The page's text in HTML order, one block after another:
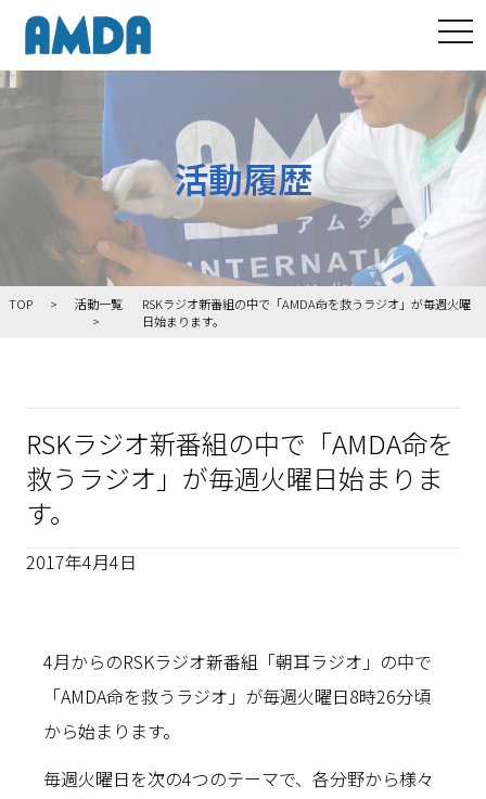
活動履歴
TOP 活動一覧
RSKラジオ新番組の中で「AMDA命を救うラジオ」が毎週火曜
日始まります。
RSKラジオ新番組の中で「AMDA命を
救うラジオ」が毎週火曜日始まりま
す。
2017年4月4日
4月からのRSKラジオ新番組「朝耳ラジオ」の中で
「AMDA命を救うラジオ」が毎週火曜日8時26分頃
から始まります。
毎週火曜日を次の4つのテーマで、各分野から様々